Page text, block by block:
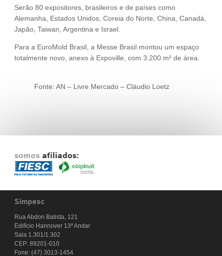
Serão 80 expositores, brasileiros e de países como
Alemanha, Estados Unidos, Coreia do Norte, China, Canadá,
Japão, Taiwan, Argentina e Israel.
Para a EuroMold Brasil, a Messe Brasil montou um espaço
totalmente novo, anexo à Expoville, com 3.200 m² de área.
Fonte: AN – Livre Mercado – Cláudio Loetz
somos afiliados:
Simpesc
Rua Abdon Batista, 121
Edifício Hannover 13º Andar
Sala 1.301/1.302
CEP: 89201-010
Fone: (47) 3013-1454